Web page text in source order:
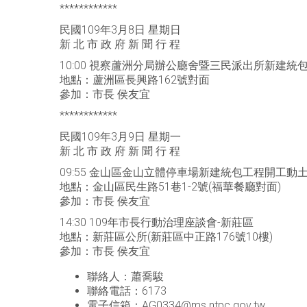
************
民國109年3月8日 星期日
新 北 市 政 府 新 聞 行 程
10:00 視察蘆洲分局辦公廳舍暨三民派出所新建統
地點：蘆洲區長興路162號對面
參加：市長 侯友宜
************
民國109年3月9日 星期一
新 北 市 政 府 新 聞 行 程
09:55 金山區金山立體停車場新建統包工程開工動
地點：金山區民生路51巷1-2號(福華餐廳對面)
參加：市長 侯友宜
14:30 109年市長行動治理座談會-新莊區
地點：新莊區公所(新莊區中正路176號10樓)
參加：市長 侯友宜
聯絡人：蕭喬駿
聯絡電話：6173